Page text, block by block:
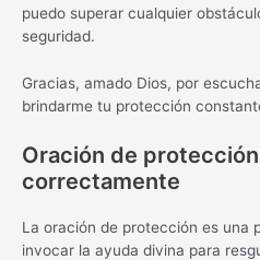
puedo superar cualquier
seguridad.
Gracias, amado Dios, por
brindarme tu protección
Oración de
correctamente
La oración de protección es una
invocar la ayuda divina para